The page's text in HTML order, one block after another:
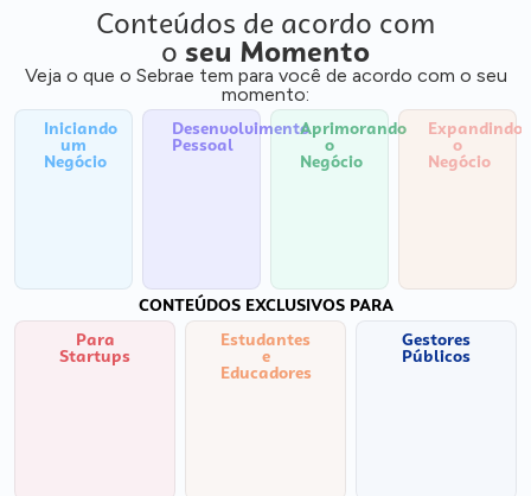
Conteúdos de acordo com
o seu Momento
Veja o que o Sebrae tem para você de acordo com o seu
momento:
Iniciando
um
Negócio
Desenvolvimento
Pessoal
Aprimorando
o
Negócio
Expandindo
o
Negócio
CONTEÚDOS EXCLUSIVOS PARA
Para
Startups
Estudantes
e
Educadores
Gestores
Públicos